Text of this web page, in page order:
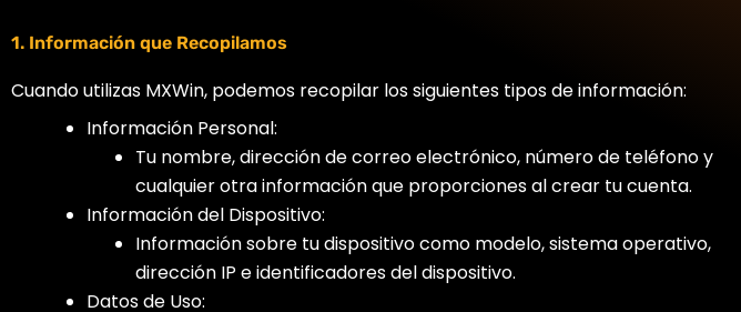
1. Información que Recopilamos
Cuando utilizas MXWin, podemos recopilar los siguientes tipos de información:
Información Personal:
Tu nombre, dirección de correo electrónico, número de teléfono y
cualquier otra información que proporciones al crear tu cuenta.
Información del Dispositivo:
Información sobre tu dispositivo como modelo, sistema operativo,
dirección IP e identificadores del dispositivo.
Datos de Uso: